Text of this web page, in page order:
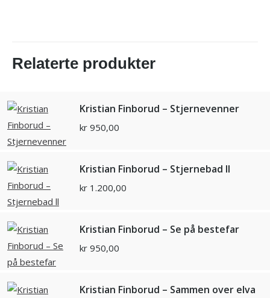
Relaterte produkter
Kristian Finborud – Stjernevenner
kr 950,00
Kristian Finborud – Stjernebad ll
kr 1.200,00
Kristian Finborud – Se på bestefar
kr 950,00
Kristian Finborud – Sammen over elva